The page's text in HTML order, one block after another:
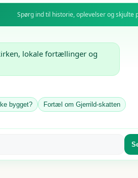
Spørg ind til historie, oplevelser og skjulte
lokale fortællinger og
bygget?
Fortæl om Gjerrild-skatten